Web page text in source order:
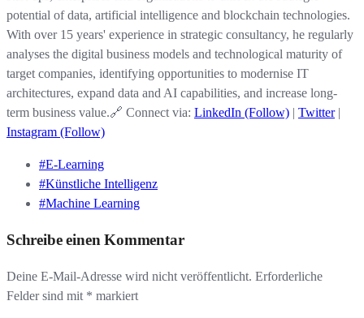
potential of data, artificial intelligence and blockchain technologies.
With over 15 years' experience in strategic consultancy, he regularly
analyses the digital business models and technological maturity of
target companies, identifying opportunities to modernise IT
architectures, expand data and AI capabilities, and increase long-
term business value.🔗 Connect via: LinkedIn (Follow) | Twitter|
Instagram (Follow)
#E-Learning
#Künstliche Intelligenz
#Machine Learning
Schreibe einen Kommentar
Deine E-Mail-Adresse wird nicht veröffentlicht. Erforderliche
Felder sind mit * markiert